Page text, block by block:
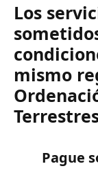
Los
mismo
Pague